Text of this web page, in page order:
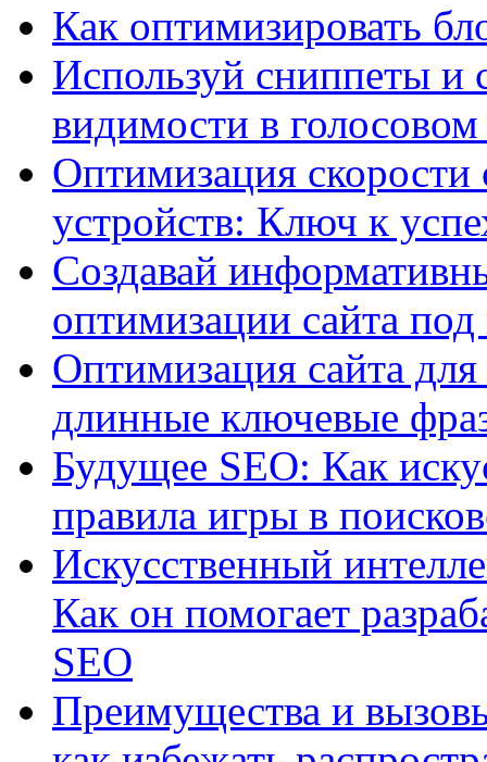
Как оптимизировать
Используй сниппеты и
видимости в
Оптимизация
устройств: Ключ к
Создавай
оптимизации сайта
Оптимизация сайта
длинные ключевые
Будущее SEO: Как
правила игры в
Искусственный
Как он помогает
SEO
Преимущества и